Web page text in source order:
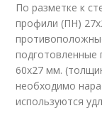
По разметке к
профили (ПН)
60х27 мм.
необходимо
используются